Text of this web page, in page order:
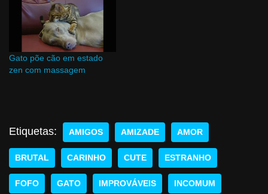
Gato põe cão em estado
zen com massagem
Etiquetas: AMIGOS AMIZADE AMOR
BRUTAL CARINHO CUTE ESTRANHO
FOFO GATO IMPROVÁVEIS INCOMUM